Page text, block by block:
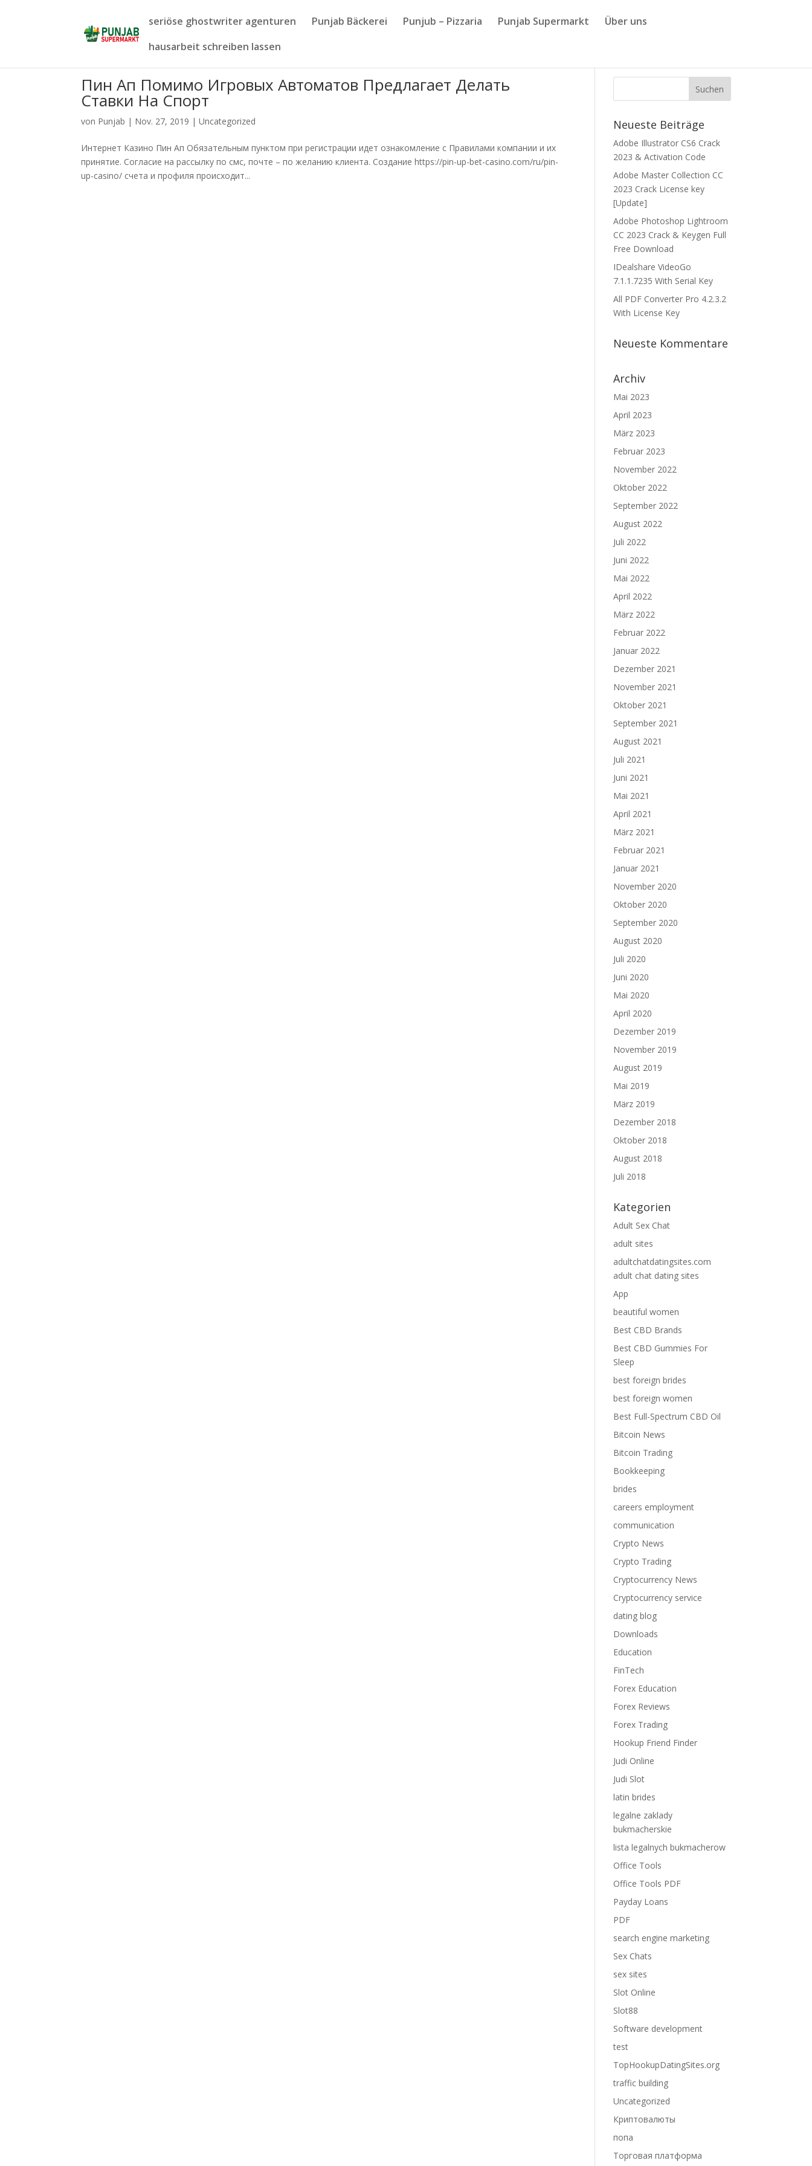
seriöse ghostwriter agenturen Punjab Bäckerei Punjub – Pizzaria Punjab Supermarkt
Über uns
hausarbeit schreiben lassen
Пин Ап Помимо Игровых Автоматов Предлагает Делать
Ставки На Спорт
von Punjab | Nov. 27, 2019 |Uncategorized
Интернет Казино Пин Ап Обязательным пунктом при регистрации идет ознакомление с Правилами компании и их
принятие. Согласие на рассылку по смс, почте – по желанию клиента. Создание https://pin-up-bet-casino.com/ru/pin-
up-casino/ счета и профиля происходит...
Neueste Beiträge
Adobe Illustrator CS6 Crack
2023 & Activation Code
Adobe Master Collection CC
2023 Crack License key
[Update]
Adobe Photoshop Lightroom
CC 2023 Crack & Keygen Full
Free Download
IDealshare VideoGo
7.1.1.7235 With Serial Key
All PDF Converter Pro 4.2.3.2
With License Key
Neueste Kommentare
Archiv
Mai 2023
April 2023
März 2023
Februar 2023
November 2022
Oktober 2022
September 2022
August 2022
Juli 2022
Juni 2022
Mai 2022
April 2022
März 2022
Februar 2022
Januar 2022
Dezember 2021
November 2021
Oktober 2021
September 2021
August 2021
Juli 2021
Juni 2021
Mai 2021
April 2021
März 2021
Februar 2021
Januar 2021
November 2020
Oktober 2020
September 2020
August 2020
Juli 2020
Juni 2020
Mai 2020
April 2020
Dezember 2019
November 2019
August 2019
Mai 2019
März 2019
Dezember 2018
Oktober 2018
August 2018
Juli 2018
Kategorien
Adult Sex Chat
adult sites
adultchatdatingsites.com
adult chat dating sites
App
beautiful women
Best CBD Brands
Best CBD Gummies For
Sleep
best foreign brides
best foreign women
Best Full-Spectrum CBD Oil
Bitcoin News
Bitcoin Trading
Bookkeeping
brides
careers employment
communication
Crypto News
Crypto Trading
Cryptocurrency News
Cryptocurrency service
dating blog
Downloads
Education
FinTech
Forex Education
Forex Reviews
Forex Trading
Hookup Friend Finder
Judi Online
Judi Slot
latin brides
legalne zaklady
bukmacherskie
lista legalnych bukmacherow
Office Tools
Office Tools PDF
Payday Loans
PDF
search engine marketing
Sex Chats
sex sites
Slot Online
Slot88
Software development
test
TopHookupDatingSites.org
traffic building
Uncategorized
Криптовалюты
попа
Торговая платформа